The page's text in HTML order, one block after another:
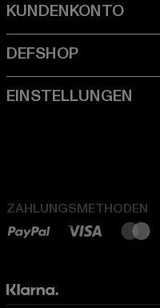
ZAHLUNGSMETHODEN